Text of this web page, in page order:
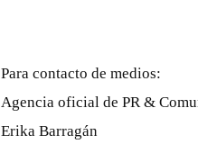
Para contacto de medios:
Agencia oficial de PR &
Erika Barragán